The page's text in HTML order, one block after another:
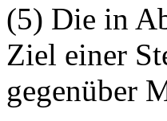
(5) Die in
Ziel einer
gegenüber